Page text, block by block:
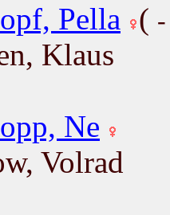
Pella (
Klaus
Ne
Volrad